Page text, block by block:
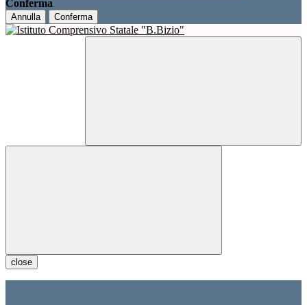
Conferma
Annulla Conferma
close